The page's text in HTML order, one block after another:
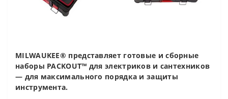
MILWAUKEE® представляет готовые и сборные
наборы PACKOUT™ для электриков и сантехников
— для максимального порядка и защиты
инструмента.